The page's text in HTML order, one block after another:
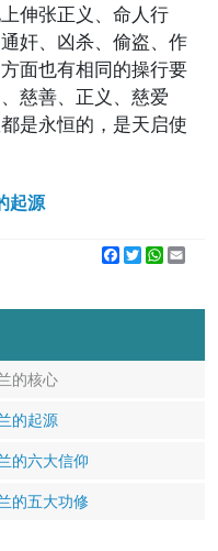
伸张正义、命人行
奸、凶杀、偷盗、作
面也有相同的操行要
慈善、正义、慈爱
是永恒的，是天启使
起源
Facebook
Twitter
的核心
的起源
的六大信仰
的五大功修